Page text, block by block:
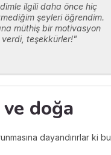
ilgili daha önce hiç
şeyleri öğrendim.
müthiş bir motivasyon
verdi, teşekkürler!"
doğa
dayandırırlar ki